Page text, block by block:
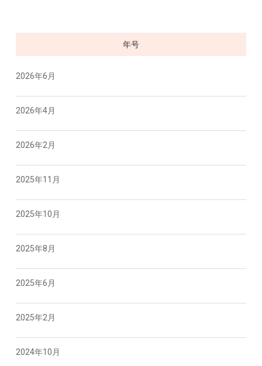
年号
2026年6月
2026年4月
2026年2月
2025年11月
2025年10月
2025年8月
2025年6月
2025年2月
2024年10月